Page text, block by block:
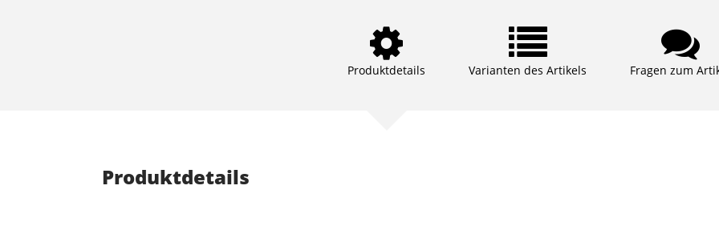
Produktdetails Varianten des Artikels Fragen zum
Produktdetails